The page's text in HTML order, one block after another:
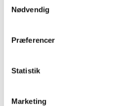
Nødvendig
Præferencer
Statistik
Marketing
Undgå ubehagelige
backup og særdeles let